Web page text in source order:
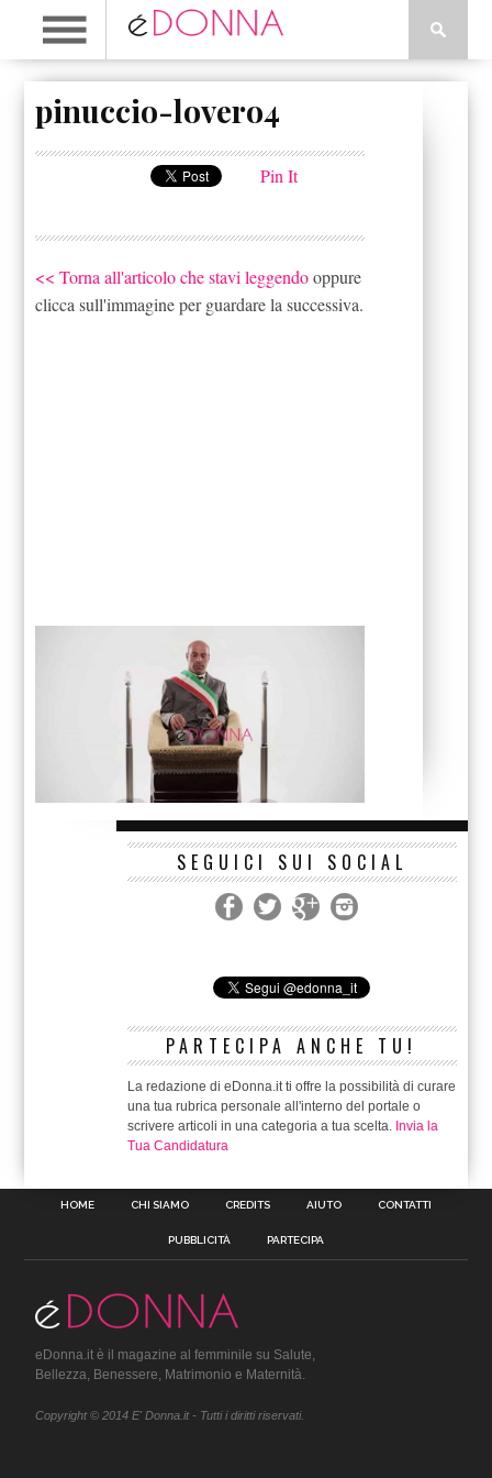
pinuccio-lovero4
Pin It
<< Torna all'articolo che stavi leggendooppure
clicca sull'immagine per guardare la successiva.
SEGUICI SUI SOCIAL
PARTECIPA ANCHE TU!
La redazione di eDonna.it ti offre la possibilità di curare
una tua rubrica personale all'interno del portale o
scrivere articoli in una categoria a tua scelta. Invia la
Tua Candidatura
HOME CHI SIAMO CREDITS AIUTO CONTATTI
PUBBLICITÀ PARTECIPA
eDonna.it è il magazine al femminile su Salute,
Bellezza, Benessere, Matrimonio e Maternità.
Copyright © 2014 E' Donna.it - Tutti i diritti riservati.